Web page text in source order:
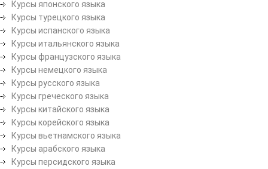
Курсы японского языка
Курсы турецкого языка
Курсы испанского языка
Курсы итальянского языка
Курсы французского языка
Курсы немецкого языка
Курсы русского языка
Курсы греческого языка
Курсы китайского языка
Курсы корейского языка
Курсы вьетнамского языка
Курсы арабского языка
Курсы персидского языка